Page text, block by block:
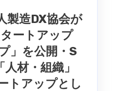
製造DX協会が
タートアップ
」を公開・S
材・組織」
トアップとし